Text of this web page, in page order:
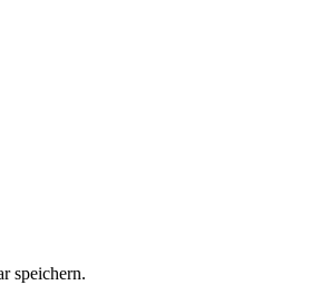
speichern.